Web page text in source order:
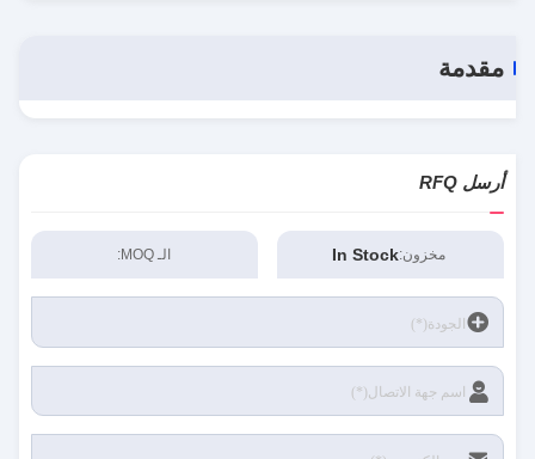
مقدمة
أرسل RFQ
مخزون:In Stock الـ MOQ: